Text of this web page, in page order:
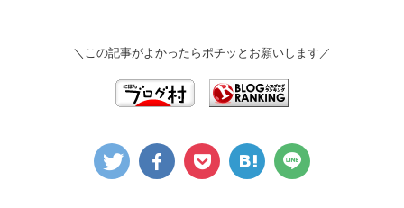
＼この記事がよかったらポチッとお願いします／